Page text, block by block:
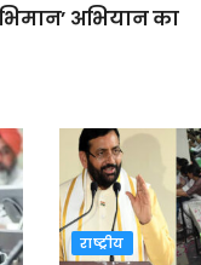
अभियान का
राष्ट्रीय